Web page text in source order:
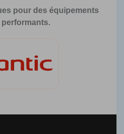
pour des équipements